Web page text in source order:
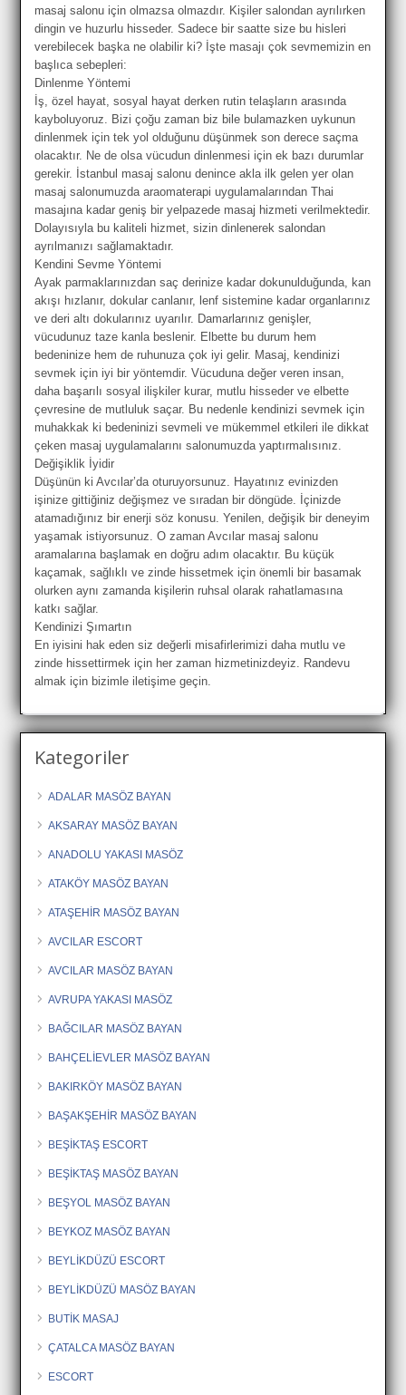
masaj salonu için olmazsa olmazdır. Kişiler salondan ayrılırken
dingin ve huzurlu hisseder. Sadece bir saatte size bu hisleri
verebilecek başka ne olabilir ki? İşte masajı çok sevmemizin en
başlıca sebepleri:
Dinlenme Yöntemi
İş, özel hayat, sosyal hayat derken rutin telaşların arasında
kayboluyoruz. Bizi çoğu zaman biz bile bulamazken uykunun
dinlenmek için tek yol olduğunu düşünmek son derece saçma
olacaktır. Ne de olsa vücudun dinlenmesi için ek bazı durumlar
gerekir. İstanbul masaj salonu denince akla ilk gelen yer olan
masaj salonumuzda araomaterapi uygulamalarından Thai
masajına kadar geniş bir yelpazede masaj hizmeti verilmektedir.
Dolayısıyla bu kaliteli hizmet, sizin dinlenerek salondan
ayrılmanızı sağlamaktadır.
Kendini Sevme Yöntemi
Ayak parmaklarınızdan saç derinize kadar dokunulduğunda, kan
akışı hızlanır, dokular canlanır, lenf sistemine kadar organlarınız
ve deri altı dokularınız uyarılır. Damarlarınız genişler,
vücudunuz taze kanla beslenir. Elbette bu durum hem
bedeninize hem de ruhunuza çok iyi gelir. Masaj, kendinizi
sevmek için iyi bir yöntemdir. Vücuduna değer veren insan,
daha başarılı sosyal ilişkiler kurar, mutlu hisseder ve elbette
çevresine de mutluluk saçar. Bu nedenle kendinizi sevmek için
muhakkak ki bedeninizi sevmeli ve mükemmel etkileri ile dikkat
çeken masaj uygulamalarını salonumuzda yaptırmalısınız.
Değişiklik İyidir
Düşünün ki Avcılar’da oturuyorsunuz. Hayatınız evinizden
işinize gittiğiniz değişmez ve sıradan bir döngüde. İçinizde
atamadığınız bir enerji söz konusu. Yenilen, değişik bir deneyim
yaşamak istiyorsunuz. O zaman Avcılar masaj salonu
aramalarına başlamak en doğru adım olacaktır. Bu küçük
kaçamak, sağlıklı ve zinde hissetmek için önemli bir basamak
olurken aynı zamanda kişilerin ruhsal olarak rahatlamasına
katkı sağlar.
Kendinizi Şımartın
En iyisini hak eden siz değerli misafirlerimizi daha mutlu ve
zinde hissettirmek için her zaman hizmetinizdeyiz. Randevu
almak için bizimle iletişime geçin.
Kategoriler
ADALAR MASÖZ BAYAN
AKSARAY MASÖZ BAYAN
ANADOLU YAKASI MASÖZ
ATAKÖY MASÖZ BAYAN
ATAŞEHİR MASÖZ BAYAN
AVCILAR ESCORT
AVCILAR MASÖZ BAYAN
AVRUPA YAKASI MASÖZ
BAĞCILAR MASÖZ BAYAN
BAHÇELİEVLER MASÖZ BAYAN
BAKIRKÖY MASÖZ BAYAN
BAŞAKŞEHİR MASÖZ BAYAN
BEŞİKTAŞ ESCORT
BEŞİKTAŞ MASÖZ BAYAN
BEŞYOL MASÖZ BAYAN
BEYKOZ MASÖZ BAYAN
BEYLİKDÜZÜ ESCORT
BEYLİKDÜZÜ MASÖZ BAYAN
BUTİK MASAJ
ÇATALCA MASÖZ BAYAN
ESCORT